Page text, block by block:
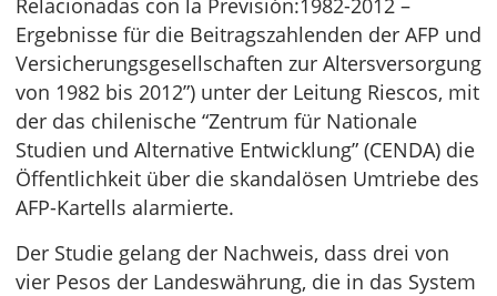
Relacionadas con la Previsión:1982-2012 –
Ergebnisse für die Beitragszahlenden der AFP und
Versicherungsgesellschaften zur Altersversorgung
von 1982 bis 2012”) unter der Leitung Riescos, mit
der das chilenische “Zentrum für Nationale
Studien und Alternative Entwicklung” (CENDA) die
Öffentlichkeit über die skandalösen Umtriebe des
AFP-Kartells alarmierte.
Der Studie gelang der Nachweis, dass drei von
vier Pesos der Landeswährung, die in das System